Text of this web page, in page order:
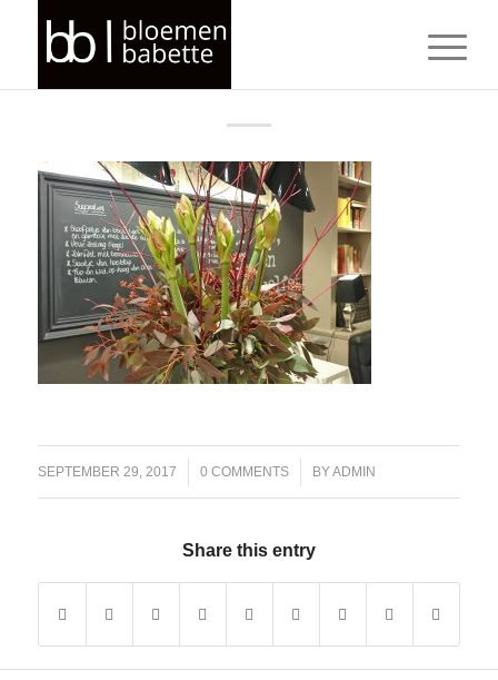
SEPTEMBER 29, 2017
/ 0 COMMENTS
/ BYADMIN
Share this entry